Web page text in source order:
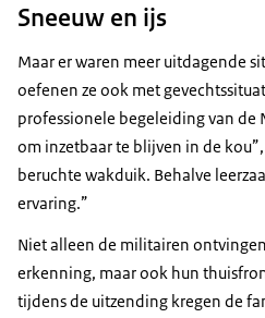
Sneeuw en ijs
Maar er waren meer uitdagende
oefenen ze ook met
professionele begeleiding van de
om inzetbaar te blijven in de
beruchte wakduik. Behalve
ervaring.”
Niet alleen de militairen
erkenning, maar ook hun
tijdens de uitzending kregen de